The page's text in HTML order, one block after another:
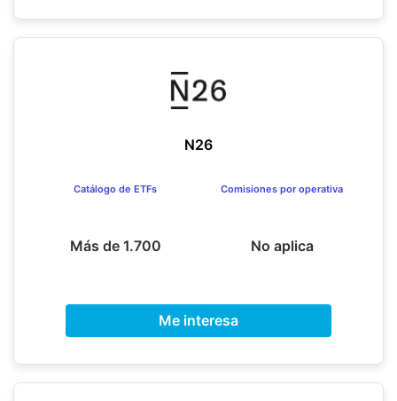
N26
Catálogo de ETFs
Más de 1.700
Comisiones por operativa
No aplica
Me interesa